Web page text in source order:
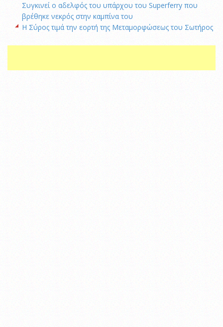
Συγκινεί ο αδελφός του υπάρχου του Superferry που
βρέθηκε νεκρός στην καμπίνα του
Η Σύρος τιμά την εορτή της Μεταμορφώσεως του Σωτήρος